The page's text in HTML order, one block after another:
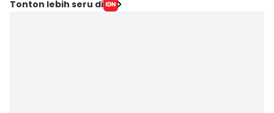
Tonton lebih seru di